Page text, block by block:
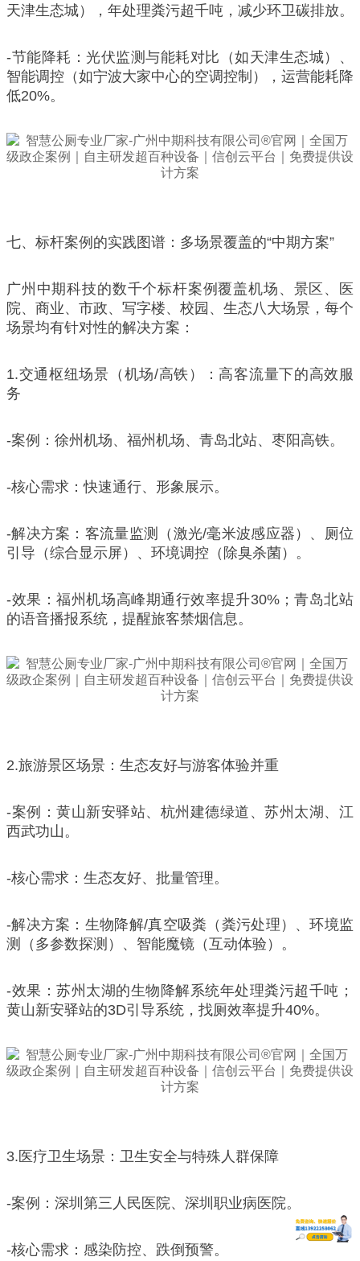
天津生态城），年处理粪污超千吨，减少环卫碳排放。
-节能降耗：光伏监测与能耗对比（如天津生态城）、
智能调控（如宁波大家中心的空调控制），运营能耗降
低20%。
七、标杆案例的实践图谱：多场景覆盖的“中期方案”
广州中期科技的数千个标杆案例覆盖机场、景区、医
院、商业、市政、写字楼、校园、生态八大场景，每个
场景均有针对性的解决方案：
1.交通枢纽场景（机场/高铁）：高客流量下的高效服
务
-案例：徐州机场、福州机场、青岛北站、枣阳高铁。
-核心需求：快速通行、形象展示。
-解决方案：客流量监测（激光/毫米波感应器）、厕位
引导（综合显示屏）、环境调控（除臭杀菌）。
-效果：福州机场高峰期通行效率提升30%；青岛北站
的语音播报系统，提醒旅客禁烟信息。
2.旅游景区场景：生态友好与游客体验并重
-案例：黄山新安驿站、杭州建德绿道、苏州太湖、江
西武功山。
-核心需求：生态友好、批量管理。
-解决方案：生物降解/真空吸粪（粪污处理）、环境监
测（多参数探测）、智能魔镜（互动体验）。
-效果：苏州太湖的生物降解系统年处理粪污超千吨；
黄山新安驿站的3D引导系统，找厕效率提升40%。
3.医疗卫生场景：卫生安全与特殊人群保障
-案例：深圳第三人民医院、深圳职业病医院。
-核心需求：感染防控、跌倒预警。